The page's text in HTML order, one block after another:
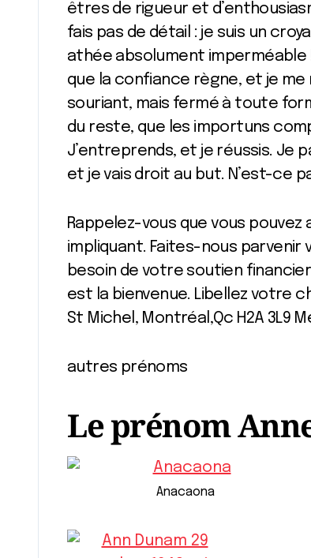
êtres de rigueur et
fais pas de détail : je suis un
athée absolument imperméable
que la confiance règne, et je
souriant, mais fermé à toute
du reste, que les importuns
J’entreprends, et je réussis. Je
et je vais droit au but. N’est-ce
Rappelez-vous que vous pouvez
impliquant. Faites-nous
besoin de votre soutien
est la bienvenue. Libellez votre
St Michel, Montréal,Qc H2A 3L9
autres prénoms
Le prénom
Anacaona